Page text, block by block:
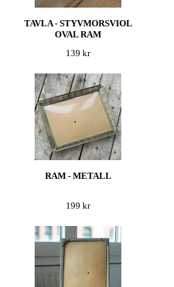
TAVLA - STYVMORSVIOL
OVAL RAM
139 kr
RAM - METALL
199 kr